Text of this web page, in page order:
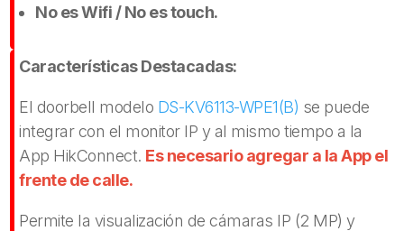
No es Wifi / No es touch.
Características Destacadas:
El doorbell modelo DS-KV6113-WPE1(B) se puede
integrar con el monitor IP y al mismo tiempo a la
App HikConnect. Es necesario agregar a la App el
frente de calle.
Permite la visualización de cámaras IP (2 MP) y